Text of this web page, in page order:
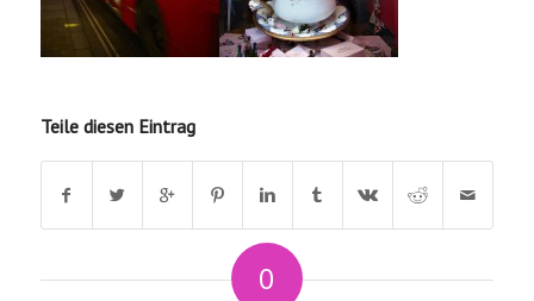
Teile diesen Eintrag
0